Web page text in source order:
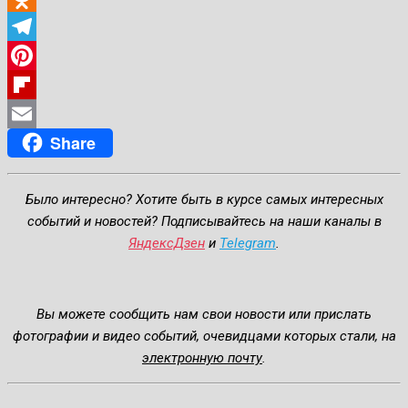
Odnoklassniki
Telegram
Pinterest
Flipboard
Email
Share
Было интересно? Хотите быть в курсе самых интересных
событий и новостей? Подписывайтесь на наши каналы в
ЯндексДзен и Telegram.
Вы можете сообщить нам свои новости или прислать
фотографии и видео событий, очевидцами которых стали, на
электронную почту.